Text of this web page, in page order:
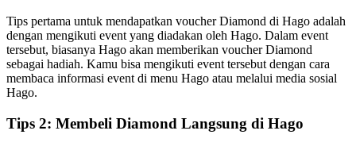
Tips pertama untuk mendapatkan voucher Diamond di Hago adalah
dengan mengikuti event yang diadakan oleh Hago. Dalam event
tersebut, biasanya Hago akan memberikan voucher Diamond
sebagai hadiah. Kamu bisa mengikuti event tersebut dengan cara
membaca informasi event di menu Hago atau melalui media sosial
Hago.
Tips 2: Membeli Diamond Langsung di Hago